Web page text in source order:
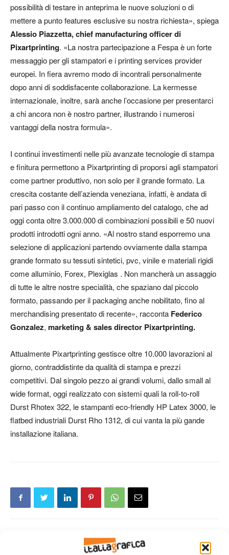
possibilità di testare in anteprima le nuove soluzioni o di
mettere a punto features esclusive su nostra richiesta», spiega
Alessio Piazzetta, chief manufacturing officer di
Pixartprinting. «La nostra partecipazione a Fespa è un forte
messaggio per gli stampatori e i printing services provider
europei. In fiera avremo modo di incontrali personalmente
dopo anni di soddisfacente collaborazione. La kermesse
internazionale, inoltre, sarà anche l’occasione per presentarci
a chi ancora non è nostro partner, illustrando i numerosi
vantaggi della nostra formula».
I continui investimenti nelle più avanzate tecnologie di stampa
e finitura permettono a Pixartprinting di proporsi agli stampatori
come partner produttivo, non solo per il grande formato. La
crescita costante dell’azienda veneziana, infatti, è andata di
pari passo con il continuo ampliamento del catalogo, che ad
oggi conta oltre 3.000.000 di combinazioni possibili e 50 nuovi
prodotti introdotti ogni anno. «Al nostro stand esporremo una
selezione di applicazioni partendo ovviamente dalla stampa
grande formato su tessuti sintetici, pvc, vinile e materiali rigidi
come alluminio, Forex, Plexiglas . Non mancherà un assaggio
di tutte le altre nostre specialità, che spaziano dal piccolo
formato, passando per il packaging anche nobilitato, fino al
merchandising presentato di recente», racconta Federico
Gonzalez, marketing & sales director Pixartprinting.
Attualmente Pixartprinting gestisce oltre 10.000 lavorazioni al
giorno, contraddistinte da qualità di stampa e prezzi
competitivi. Dal singolo pezzo ai grandi volumi, dallo small al
wide format, oggi realizzato con sistemi quali la roll-to-roll
Durst Rhotex 322, le stampanti eco-friendly HP Latex 3000, le
flatbed industriali Durst Rho 1312, di cui vanta la più gande
installazione italiana.
Prossimo articolo